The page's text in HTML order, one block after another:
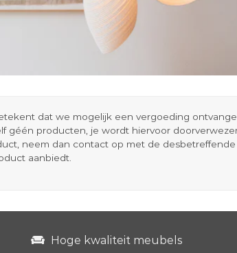
dat we mogelijk een vergoeding
géén producten, je wordt hiervoor
neem dan contact op met de
aanbiedt.
Hoge kwaliteit meubels